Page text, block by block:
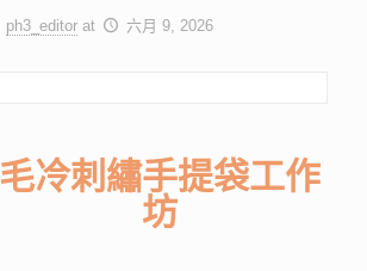
ph3_editor at 六月 9, 2026
毛冷刺繡手提袋工作
坊